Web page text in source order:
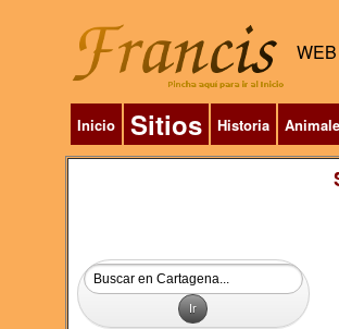
WEB
Inicio Sitios Historia